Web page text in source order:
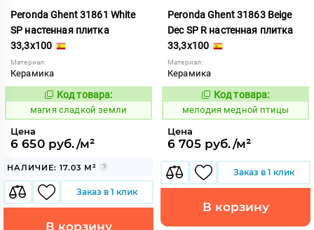
Peronda Ghent 31861 White
SP настенная плитка
33,3x100
Материал:
Керамика
917655
Код товара:
магия сладкой земли
Цена
6 650 руб./м²
НАЛИЧИЕ: 17.03 М²
Заказ в 1 клик
В корзину
Peronda Ghent 31863 Beige
Dec SP R настенная плитка
33,3x100
Материал:
Керамика
959948
Код товара:
мелодия медной птицы
Цена
6 705 руб./м²
Заказ в 1 клик
В корзину